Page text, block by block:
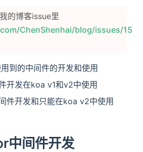
的博客issue里
ChenShenhai/blog/issues/15
到的中间件的开发和使用
开发在koa v1和v2中使用
件开发和只能在koa v2中使用
中间件开发